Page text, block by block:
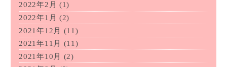
2022年2月 (1)
2022年1月 (2)
2021年12月 (11)
2021年11月
(11)
2021年10月
(2)